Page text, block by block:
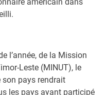
l’année, de la Mission
Leste (MINUT), le
son pays rendrait
les pays ayant participé